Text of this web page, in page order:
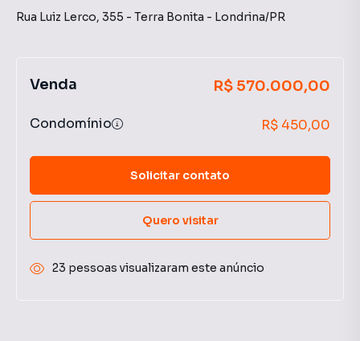
Rua Luiz Lerco, 355 - Terra Bonita - Londrina/PR
Venda R$ 570.000,00
Condomínio R$ 450,00
Solicitar contato
Quero visitar
23 pessoas visualizaram este anúncio